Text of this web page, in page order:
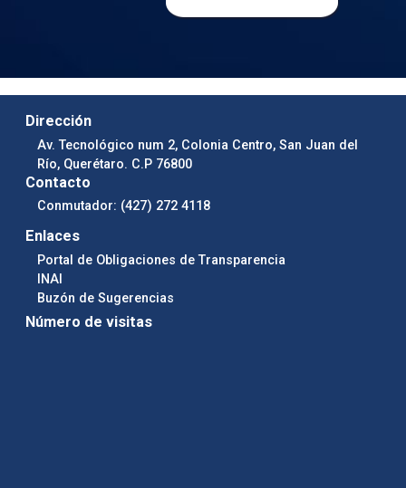
Dirección
Av. Tecnológico num 2, Colonia Centro, San Juan del
Río, Querétaro. C.P 76800
Contacto
Conmutador: (427) 272 4118
Enlaces
Portal de Obligaciones de Transparencia
INAI
Buzón de Sugerencias
Número de visitas